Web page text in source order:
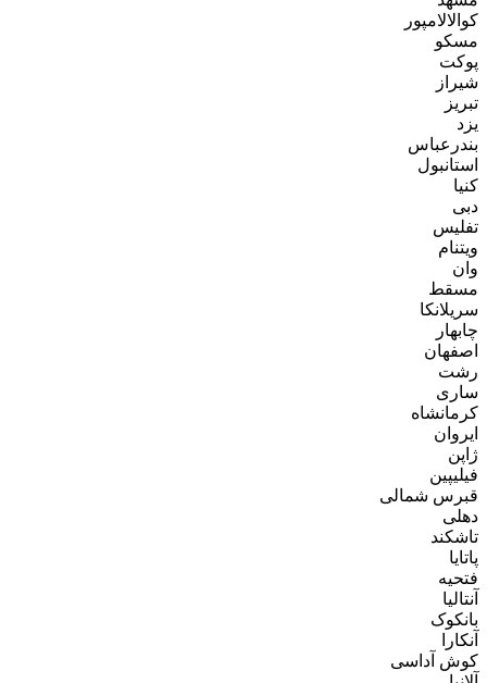
کوالالامپور
مسکو
پوکت
شیراز
تبریز
یزد
بندرعباس
استانبول
کنیا
دبی
تفلیس
ویتنام
وان
مسقط
سریلانکا
چابهار
اصفهان
رشت
ساری
کرمانشاه
ایروان
ژاپن
فیلیپین
قبرس شمالی
دهلی
تاشکند
پاتایا
فتحیه
آنتالیا
بانکوک
آنکارا
کوش آداسی